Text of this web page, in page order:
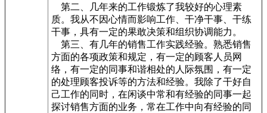
第二、几年来的工作锻炼了我较好的心理素
质。我从不因心情而影响工作、干净干事、干练
干事，具有一定的果敢决策和组织协调能力。
第三、有几年的销售工作实践经验。熟悉销售
方面的各项政策和规定，有一定的顾客人员网
络，有一定的同事和谐相处的人际氛围，有一定
的处理顾客投诉等的方法和经验。我除了干好自
己工作的同时，在闲谈中常和有经验的同事一起
探讨销售方面的业务，常在工作中向有经验的同